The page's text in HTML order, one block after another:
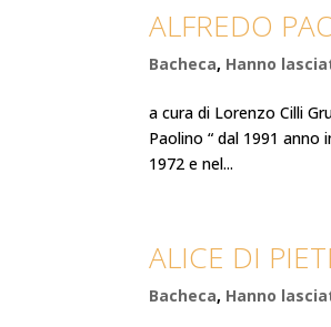
ALFREDO
Bacheca, Hanno
a cura di Lorenzo Cilli
Paolino “ dal 1991
1972 e nel...
ALICE DI
Bacheca, Hanno